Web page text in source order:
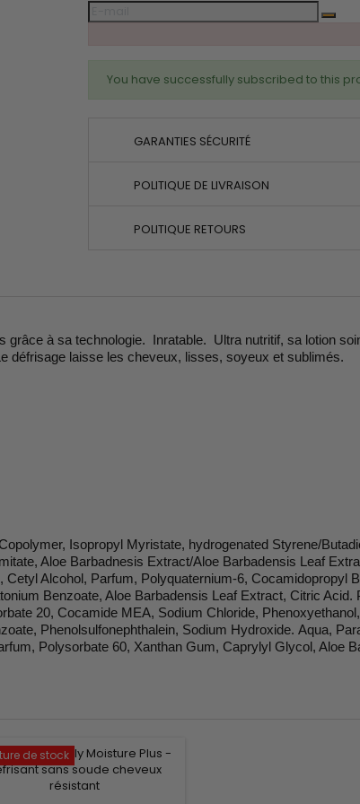
You have successfully subscribed to this
GARANTIES SÉCURITÉ
POLITIQUE DE LIVRAISON
POLITIQUE RETOURS
à sa technologie. Inratable. Ultra nutritif, sa lotion
défrisage laisse les cheveux, lisses, soyeux et sublimés.
Isopropyl Myristate, hydrogenated Styrene/
Aloe Barbadnesis Extract/Aloe Barbadensis Leaf
Alcohol, Parfum, Polyquaternium-6, Cocamidopropyl
Benzoate, Aloe Barbadensis Leaf Extract, Citric
20, Cocamide MEA, Sodium Chloride,
Phenolsulfonephthalein, Sodium Hydroxide. Aqua,
Polysorbate 60, Xanthan Gum, Caprylyl Glycol, Aloe
de stock